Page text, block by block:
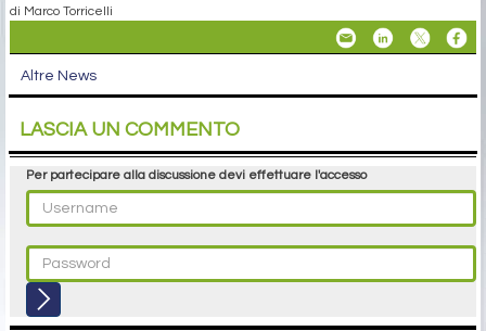
di Marco Torricelli
Altre News
LASCIA UN COMMENTO
Per partecipare alla discussione devi effettuare l'accesso